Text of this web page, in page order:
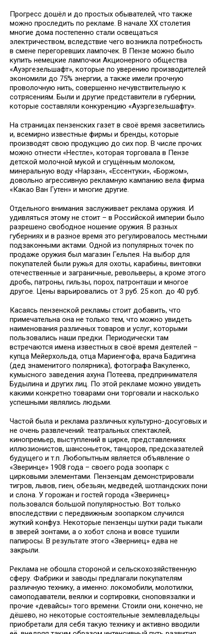
Прогресс дошёл и до простых обывателей, что также
можно проследить по рекламе. В начале ХХ столетия
многие дома постепенно стали освещаться
электричеством, вследствие чего возникла потребность
в смене перегоревших лампочек. В Пензе можно было
купить немецкие лампочки Акционерного общества
«Ауэргезельшафт», которые по уверению производителей
экономили до 75% энергии, а также имели прочную
проволочную нить, совершенно нечувствительную к
сотрясениям. Были и другие представители в губернии,
которые составляли конкуренцию «Ауэргезельшафту».
На страницах пензенских газет в своё время засветились
и, всемирно известные фирмы и бренды, которые
производят свою продукцию до сих пор. В числе прочих
можно отнести «Нестле», которая торговала в Пензе
детской молочной мукой и сгущённым молоком,
минеральную воду «Нарзан», «Ессентуки», «Боржом»,
довольно агрессивную рекламную кампанию вела фирма
«Какао Ван Гутен» и многие другие.
Отдельного внимания заслуживает реклама оружия. И
удивляться этому не стоит – в Российской империи было
разрешено свободное ношение оружия. В разных
губерниях и в разное время это регулировалось местными
подзаконными актами. Одной из популярных точек по
продаже оружия был магазин Гельпея. На выбор для
покупателей были ружья для охоты, карабины, винтовки
отечественные и заграничные, револьверы, а кроме этого
дробь, патроны, гильзы, порох, патронташи и многое
другое. Цены варьировались от 3 руб. 25 коп. до 40 руб.
Касаясь пензенской рекламы стоит добавить, что
примечательна она не только тем, что можно увидеть
наименования различных товаров и услуг, которыми
пользовались наши предки. Периодически там
встречаются имена известных в своё время деятелей –
купца Мейерхольда, отца Мариенгофа, врача Бадигина
(дед знаменитого полярника), фотографа Вакуленко,
кумысного заведения ахуна Потеева, предпринимателя
Будылина и других лиц. По этой рекламе можно увидеть
какими конкретно товарами они торговали и насколько
успешными являлись людьми.
Частой была и реклама различных культурно-досуговых и
не очень развлечений: театральных спектаклей,
кинопремьер, выступлений в цирке, представлениях
иллюзионистов, шансоньеток, танцоров, предсказателей
будущего и т.п. Любопытным является объявление о
«Зверинце» 1908 года – своего рода зоопарк с
цирковыми элементами. Пензенцам демонстрировали
тигров, львов, гиен, обезьян, медведей, шотландских пони
и слона. У горожан и гостей города «Зверинец»
пользовался большой популярностью. Вот только
впоследствии с передвижным зоопарком случился
жуткий конфуз. Некоторые пензенцы шутки ради тыкали
в зверей зонтами, а о хобот слона и вовсе тушили
папиросы. В результате этого «Зверниец» едва не
закрыли.
Реклама не обошла стороной и сельскохозяйственную
сферу. Фабрики и заводы предлагали покупателям
различную технику, а именно: локомобили, молотилки,
самоподаватели, веялки и сортировки, сноповязалки и
прочие «девайсы» того времени. Стоили они, конечно, не
дёшево, но некоторые состоятельные землевладельцы
приобретали для себя такую технику и активно вводили